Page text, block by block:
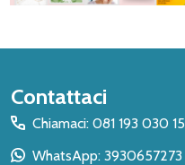
Inizio
del
piè
Contattaci
Chiamaci: 081 193 030 15
WhatsApp: 3930657273